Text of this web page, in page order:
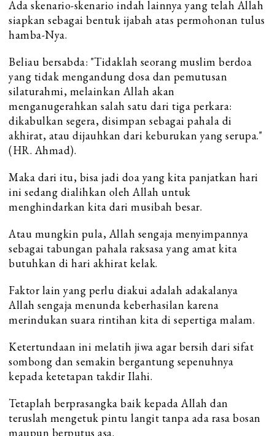
Ada skenario-skenario indah lainnya yang telah Allah
siapkan sebagai bentuk ijabah atas permohonan tulus
hamba-Nya.
Beliau bersabda: "Tidaklah seorang muslim berdoa
yang tidak mengandung dosa dan pemutusan
silaturahmi, melainkan Allah akan
menganugerahkan salah satu dari tiga perkara:
dikabulkan segera, disimpan sebagai pahala di
akhirat, atau dijauhkan dari keburukan yang serupa."
(HR. Ahmad).
Maka dari itu, bisa jadi doa yang kita panjatkan hari
ini sedang dialihkan oleh Allah untuk
menghindarkan kita dari musibah besar.
Atau mungkin pula, Allah sengaja menyimpannya
sebagai tabungan pahala raksasa yang amat kita
butuhkan di hari akhirat kelak.
Faktor lain yang perlu diakui adalah adakalanya
Allah sengaja menunda keberhasilan karena
merindukan suara rintihan kita di sepertiga malam.
Ketertundaan ini melatih jiwa agar bersih dari sifat
sombong dan semakin bergantung sepenuhnya
kepada ketetapan takdir Ilahi.
Tetaplah berprasangka baik kepada Allah dan
teruslah mengetuk pintu langit tanpa ada rasa bosan
maupun berputus asa.